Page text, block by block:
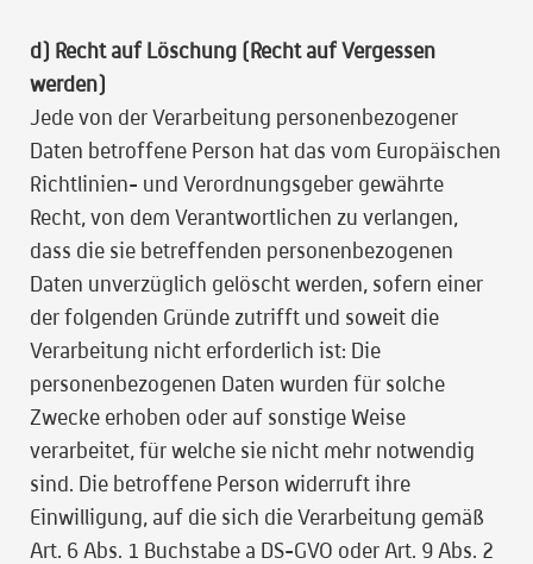
d) Recht auf Löschung (Recht auf Vergessen
werden)
Jede von der Verarbeitung personenbezogener
Daten betroffene Person hat das vom Europäischen
Richtlinien- und Verordnungsgeber gewährte
Recht, von dem Verantwortlichen zu verlangen,
dass die sie betreffenden personenbezogenen
Daten unverzüglich gelöscht werden, sofern einer
der folgenden Gründe zutrifft und soweit die
Verarbeitung nicht erforderlich ist: Die
personenbezogenen Daten wurden für solche
Zwecke erhoben oder auf sonstige Weise
verarbeitet, für welche sie nicht mehr notwendig
sind. Die betroffene Person widerruft ihre
Einwilligung, auf die sich die Verarbeitung gemäß
Art. 6 Abs. 1 Buchstabe a DS-GVO oder Art. 9 Abs. 2